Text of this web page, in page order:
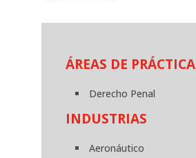
ÁREAS DE PRÁCTICA
Derecho Penal
INDUSTRIAS
Aeronáutico